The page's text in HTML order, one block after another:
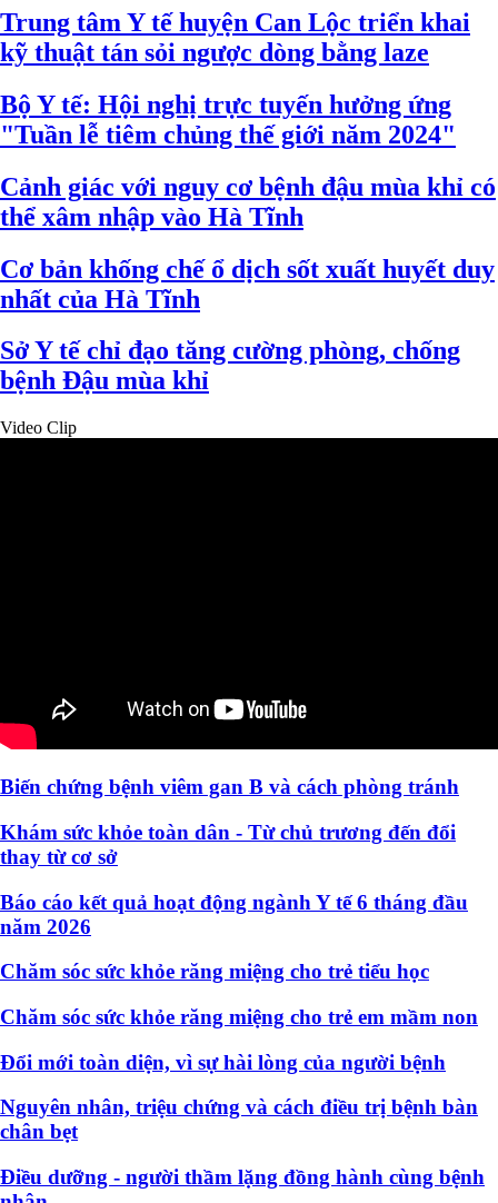
Trung tâm Y tế huyện Can Lộc triển khai
kỹ thuật tán sỏi ngược dòng bằng laze
Bộ Y tế: Hội nghị trực tuyến hưởng ứng
"Tuần lễ tiêm chủng thế giới năm 2024"
Cảnh giác với nguy cơ bệnh đậu mùa khỉ có
thể xâm nhập vào Hà Tĩnh
Cơ bản khống chế ổ dịch sốt xuất huyết duy
nhất của Hà Tĩnh
Sở Y tế chỉ đạo tăng cường phòng, chống
bệnh Đậu mùa khỉ
Video Clip
Biến chứng bệnh viêm gan B và cách phòng tránh
Khám sức khỏe toàn dân - Từ chủ trương đến đổi
thay từ cơ sở
Báo cáo kết quả hoạt động ngành Y tế 6 tháng đầu
năm 2026
Chăm sóc sức khỏe răng miệng cho trẻ tiểu học
Chăm sóc sức khỏe răng miệng cho trẻ em mầm non
Đổi mới toàn diện, vì sự hài lòng của người bệnh
Nguyên nhân, triệu chứng và cách điều trị bệnh bàn
chân bẹt
Điều dưỡng - người thầm lặng đồng hành cùng bệnh